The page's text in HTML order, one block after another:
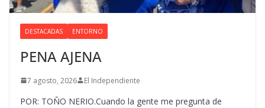
DESTACADAS ENTORNO
PENA AJENA
7 agosto, 2026 El Independiente
POR: TOÑO NERIO.Cuando la gente me pregunta de